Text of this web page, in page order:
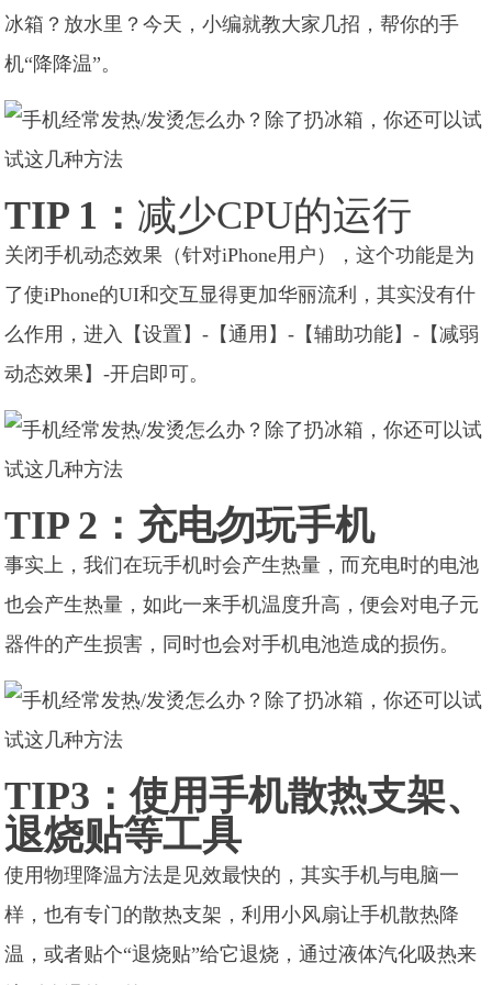
冰箱？放水里？今天，小编就教大家几招，帮你的手
机“降降温”。
TIP 1： 减少CPU的运行
关闭手机动态效果（针对iPhone用户），这个功能是为
了使iPhone的UI和交互显得更加华丽流利，其实没有什
么作用，进入【设置】-【通用】-【辅助功能】-【减弱
动态效果】-开启即可。
TIP 2：充电勿玩手机
事实上，我们在玩手机时会产生热量，而充电时的电池
也会产生热量，如此一来手机温度升高，便会对电子元
器件的产生损害，同时也会对手机电池造成的损伤。
TIP3：使用手机散热支架、
退烧贴等工具
使用物理降温方法是见效最快的，其实手机与电脑一
样，也有专门的散热支架，利用小风扇让手机散热降
温，或者贴个“退烧贴”给它退烧，通过液体汽化吸热来